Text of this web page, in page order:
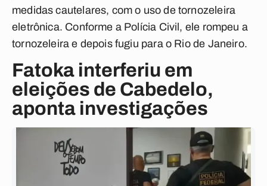
medidas cautelares, com o uso de tornozeleira
eletrônica. Conforme a Polícia Civil, ele rompeu a
tornozeleira e depois fugiu para o Rio de Janeiro.
Fatoka interferiu em
eleições de Cabedelo,
aponta investigações